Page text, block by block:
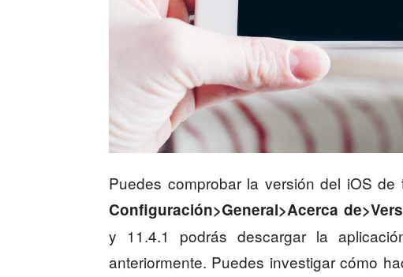
Puedes comprobar la versión del iOS
Configuración>General>Acerca
y 11.4.1 podrás descargar la
anteriormente. Puedes investigar cómo